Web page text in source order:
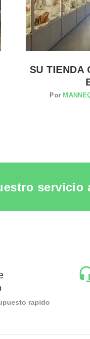
SU TIENDA
Por
servicio
rapido